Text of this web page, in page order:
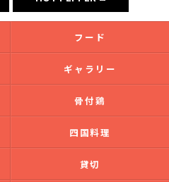
フード
ギャラリー
骨付鶏
四国料理
貸切